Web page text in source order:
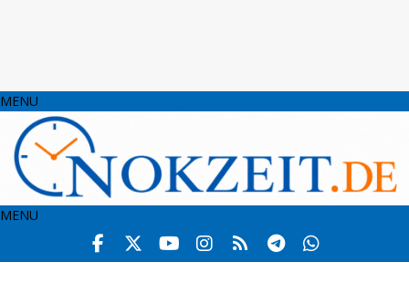
MENU
MENU